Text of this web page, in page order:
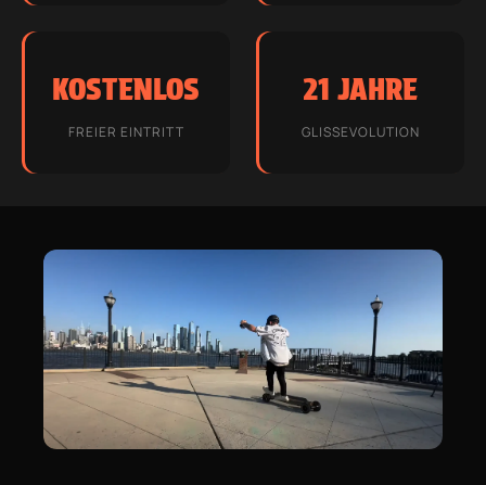
KOSTENLOS
FREIER EINTRITT
21 JAHRE
GLISSEVOLUTION